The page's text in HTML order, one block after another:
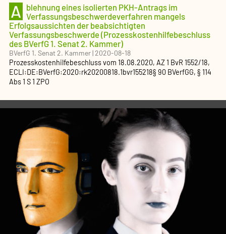
A blehnung eines isolierten PKH-Antrags im
Verfassungsbeschwerdeverfahren mangels
Erfolgsaussichten der beabsichtigten
Verfassungsbeschwerde (Prozesskostenhilfebeschluss
des BVerfG 1. Senat 2. Kammer)
BVerfG 1. Senat 2. Kammer|2020-08-18
Prozesskostenhilfebeschlussvom 18.08.2020, AZ1 BvR 1552/18,
ECLI:DE:BVerfG:2020:rk20200818.1bvr155218§ 90 BVerfGG, § 114
Abs 1 S 1 ZPO